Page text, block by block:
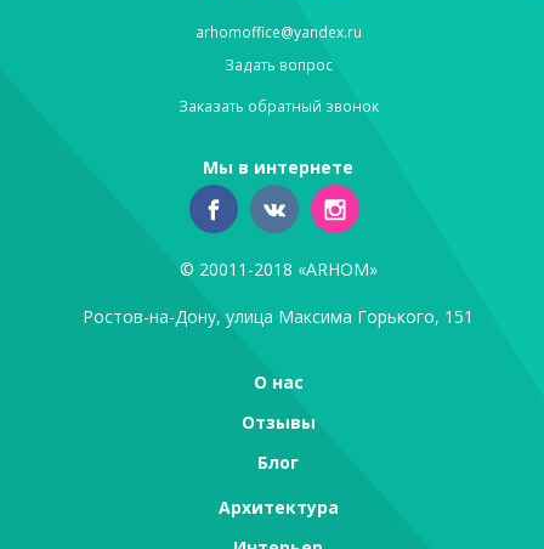
arhomoffice@yandex.ru
Задать вопрос
Заказать обратный звонок
Мы в интернете
© 20011-2018 «ARHOM»
Ростов-на-Дону, улица Максима Горького, 151
О нас
Отзывы
Блог
Архитектура